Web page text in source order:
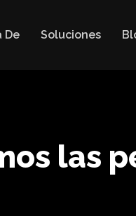
De Soluciones
las